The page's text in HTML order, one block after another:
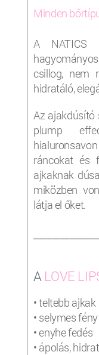
Minden
A NATICS
csillog, nem
hidratáló,
Az ajakdúsító
plump
ráncokat és
ajkaknak
miközben
látja el őket.
A LOVE
• teltebb ajkak
• selymes fény
• enyhe fedés
• ápolás,